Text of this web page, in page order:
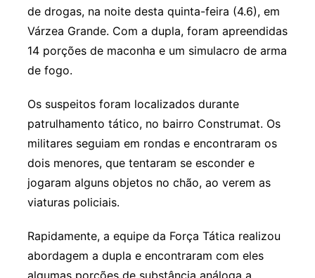
de drogas, na noite desta quinta-feira (4.6), em
Várzea Grande. Com a dupla, foram apreendidas
14 porções de maconha e um simulacro de arma
de fogo.
Os suspeitos foram localizados durante
patrulhamento tático, no bairro Construmat. Os
militares seguiam em rondas e encontraram os
dois menores, que tentaram se esconder e
jogaram alguns objetos no chão, ao verem as
viaturas policiais.
Rapidamente, a equipe da Força Tática realizou
abordagem a dupla e encontraram com eles